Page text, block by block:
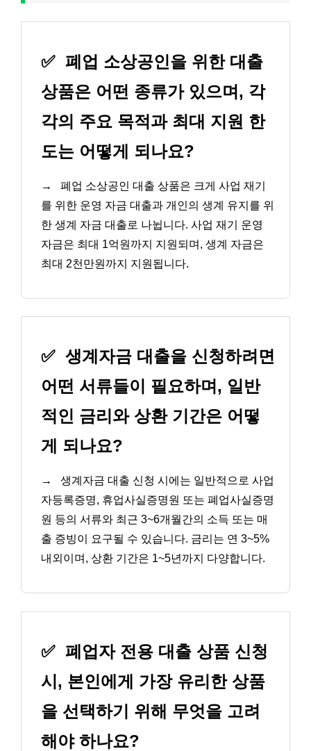
✅ 폐업 소상공인을 위한 대출
상품은 어떤 종류가 있으며, 각
각의 주요 목적과 최대 지원 한
도는 어떻게 되나요?
→
폐업 소상공인 대출 상품은 크게 사업 재기
를 위한 운영 자금 대출과 개인의 생계 유지를 위
한 생계 자금 대출로 나뉩니다. 사업 재기 운영
자금은 최대 1억원까지 지원되며, 생계 자금은
최대 2천만원까지 지원됩니다.
✅ 생계자금 대출을 신청하려면
어떤 서류들이 필요하며, 일반
적인 금리와 상환 기간은 어떻
게 되나요?
→
생계자금 대출 신청 시에는 일반적으로 사업
자등록증명, 휴업사실증명원 또는 폐업사실증명
원 등의 서류와 최근 3~6개월간의 소득 또는 매
출 증빙이 요구될 수 있습니다. 금리는 연 3~5%
내외이며, 상환 기간은 1~5년까지 다양합니다.
✅ 폐업자 전용 대출 상품 신청
시, 본인에게 가장 유리한 상품
을 선택하기 위해 무엇을 고려
해야 하나요?